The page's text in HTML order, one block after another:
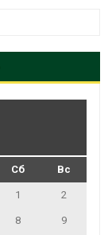
Сб Вс
1 2
8 9